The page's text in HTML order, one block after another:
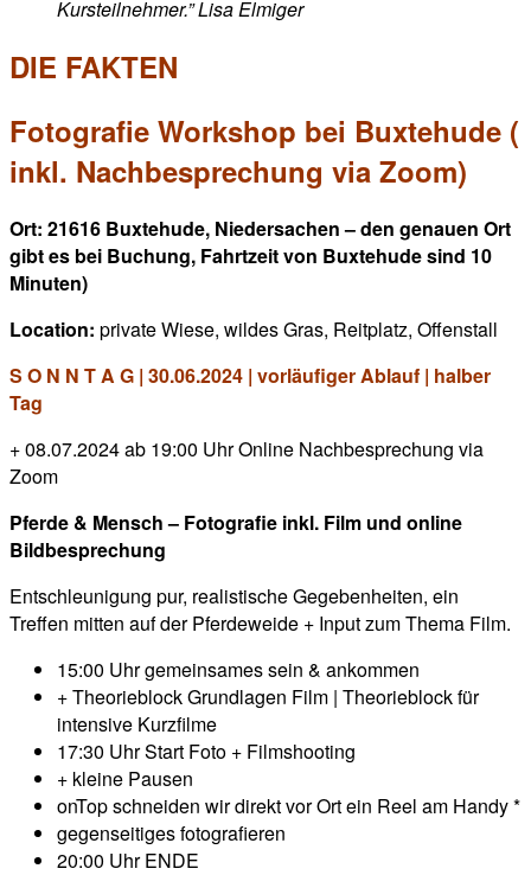
Kursteilnehmer.” Lisa Elmiger
DIE FAKTEN
Fotografie Workshop bei Buxtehude (
inkl. Nachbesprechung via Zoom)
Ort: 21616 Buxtehude, Niedersachen – den genauen Ort
gibt es bei Buchung, Fahrtzeit von Buxtehude sind 10
Minuten)
Location: private Wiese, wildes Gras, Reitplatz, Offenstall
S O N N T A G | 30.06.2024 | vorläufiger Ablauf | halber
Tag
+ 08.07.2024 ab 19:00 Uhr Online Nachbesprechung via
Zoom
Pferde & Mensch – Fotografie inkl. Film und online
Bildbesprechung
Entschleunigung pur, realistische Gegebenheiten, ein
Treffen mitten auf der Pferdeweide + Input zum Thema Film.
15:00 Uhr gemeinsames sein & ankommen
+ Theorieblock Grundlagen Film | Theorieblock für
intensive Kurzfilme
17:30 Uhr Start Foto + Filmshooting
+ kleine Pausen
onTop schneiden wir direkt vor Ort ein Reel am Handy *
gegenseitiges fotografieren
20:00 Uhr ENDE